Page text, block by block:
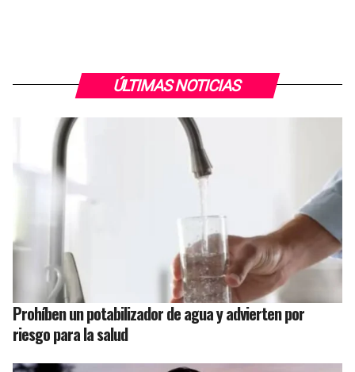
ÚLTIMAS NOTICIAS
Prohíben un potabilizador de agua y advierten por
riesgo para la salud